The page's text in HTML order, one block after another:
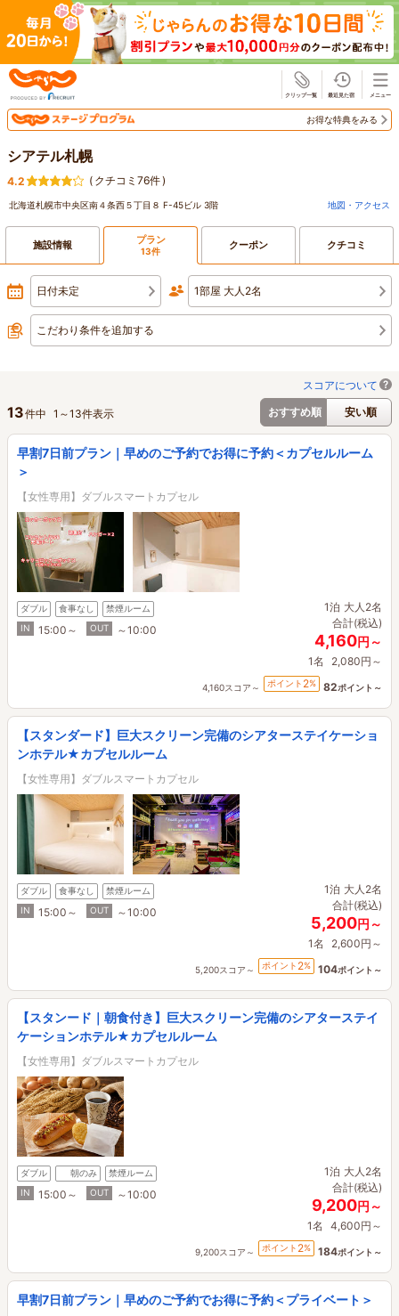
お得な特典をみる
シアテル札幌
4.2 ( クチコミ76件)
北海道札幌市中央区南４条西５丁目８ F-45ビル 3階 地図・アクセス
施設情報 プラン
13件 クーポン クチコミ
日付未定 1部屋 大人2名
こだわり条件を追加する
スコアについて
おすすめ順
安い順
13件中 1 ～13件表示
早割7日前プラン｜早めのご予約でお得に予約＜カプセルルーム
＞
【女性専用】ダブルスマートカプセル
ダブル 食事なし
禁煙ルーム
IN
15:00～ OUT ～10:00
1泊 大人2名
合計(税込)
4,160円～
1名 2,080円～
4,160スコア～ ポイント 2% 82ポイント～
【スタンダード】巨大スクリーン完備のシアターステイケーショ
ンホテル★カプセルルーム
【女性専用】ダブルスマートカプセル
ダブル 食事なし
禁煙ルーム
IN
15:00～ OUT ～10:00
1泊 大人2名
合計(税込)
5,200円～
1名 2,600円～
5,200スコア～ ポイント 2% 104ポイント～
【スタンード｜朝食付き】巨大スクリーン完備のシアターステイ
ケーションホテル★カプセルルーム
【女性専用】ダブルスマートカプセル
ダブル 朝のみ
禁煙ルーム
IN
15:00～ OUT ～10:00
1泊 大人2名
合計(税込)
9,200円～
1名 4,600円～
9,200スコア～ ポイント 2% 184ポイント～
早割7日前プラン｜早めのご予約でお得に予約＜プライベート＞